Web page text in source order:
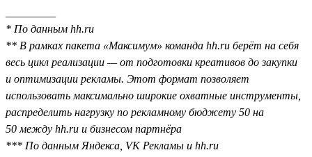
* По данным hh.ru
** В рамках пакета «Максимум» команда hh.ru берёт на себя
весь цикл реализации — от подготовки креативов до закупки
и оптимизации рекламы. Этот формат позволяет
использовать максимально широкие охватные инструменты,
распределить нагрузку по рекламному бюджету 50 на
50 между hh.ru и бизнесом партнёра
*** По данным Яндекса, VK Рекламы и hh.ru